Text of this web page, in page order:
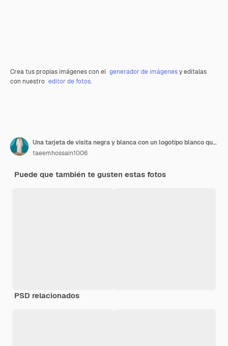
Crea tus propias imágenes con el generador de imágenesy edítalas
con nuestro editor de fotos.
Una tarjeta de visita negra y blanca con un logotipo blanco que dice " lubricante "
taeemhossain1006
Puede que también te gusten estas fotos
PSD relacionados